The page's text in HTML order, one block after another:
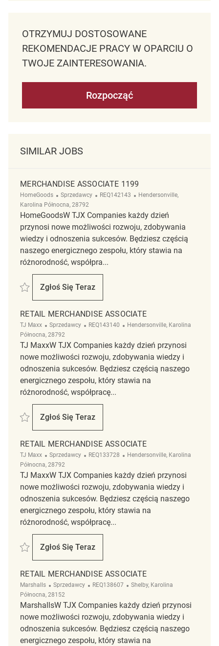
OTRZYMUJ DOSTOSOWANE
REKOMENDACJE PRACY W OPARCIU O
TWOJE ZAINTERESOWANIA.
Rozpocząć
SIMILAR JOBS
MERCHANDISE ASSOCIATE 1199
HomeGoods Kategoria
Sprzedawcy ReqId
REQ142143 Lokalizacja
Hendersonville,
Karolina Północna, 28792
HomeGoodsW TJX Companies każdy dzień
przynosi nowe możliwości rozwoju, zdobywania
wiedzy i odnoszenia sukcesów. Będziesz częścią
naszego energicznego zespołu, który stawia na
różnorodność, współpra...
Zapisać Merchandise Associate 1199 REQ142143
Zgłoś Się Teraz
Merchandise Associate 1199
RETAIL MERCHANDISE ASSOCIATE
TJ Maxx Kategoria
Sprzedawcy ReqId
REQ143140 Lokalizacja
Hendersonville, Karolina
Północna, 28792
TJ MaxxW TJX Companies każdy dzień przynosi
nowe możliwości rozwoju, zdobywania wiedzy i
odnoszenia sukcesów. Będziesz częścią naszego
energicznego zespołu, który stawia na
różnorodność, współpracę...
Zapisać Retail Merchandise Associate REQ143140
Zgłoś Się Teraz
Retail Merchandise Associate
RETAIL MERCHANDISE ASSOCIATE
TJ Maxx Kategoria
Sprzedawcy ReqId
REQ133728 Lokalizacja
Hendersonville, Karolina
Północna, 28792
TJ MaxxW TJX Companies każdy dzień przynosi
nowe możliwości rozwoju, zdobywania wiedzy i
odnoszenia sukcesów. Będziesz częścią naszego
energicznego zespołu, który stawia na
różnorodność, współpracę...
Zapisać Retail Merchandise Associate REQ133728
Zgłoś Się Teraz
Retail Merchandise Associate
RETAIL MERCHANDISE ASSOCIATE
Marshalls Kategoria
Sprzedawcy ReqId
REQ138607 Lokalizacja
Shelby, Karolina
Północna, 28152
MarshallsW TJX Companies każdy dzień przynosi
nowe możliwości rozwoju, zdobywania wiedzy i
odnoszenia sukcesów. Będziesz częścią naszego
energicznego zespołu, który stawia na